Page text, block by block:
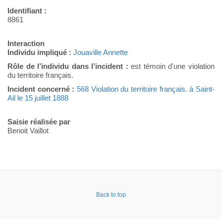
Identifiant :
8861
Interaction
Individu impliqué : Jouaville Annette
Rôle de l’individu dans l’incident : est témoin d'une violation
du territoire français.
Incident concerné : 568 Violation du territoire français. à Saint-
Ail le 15 juillet 1888
Saisie réalisée par
Benoit Vaillot
Back to top